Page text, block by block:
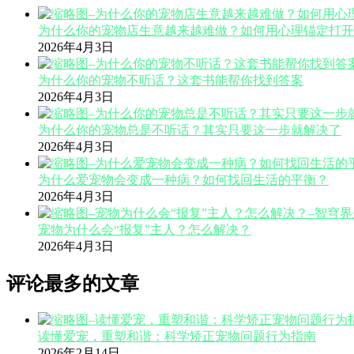
为什么你的宠物店生意越来越难做？如何用心理锚定打
2026年4月3日
为什么你的宠物不听话？这套书能帮你找到答案
2026年4月3日
为什么你的宠物总是不听话？其实只要这一步就解决了
2026年4月3日
为什么爱宠物会变成一种病？如何找回生活的平衡？
2026年4月3日
宠物为什么会“报复”主人？怎么解决？
2026年4月3日
评论最多的文章
读懂爱宠，重塑和谐：科学矫正宠物问题行为指南